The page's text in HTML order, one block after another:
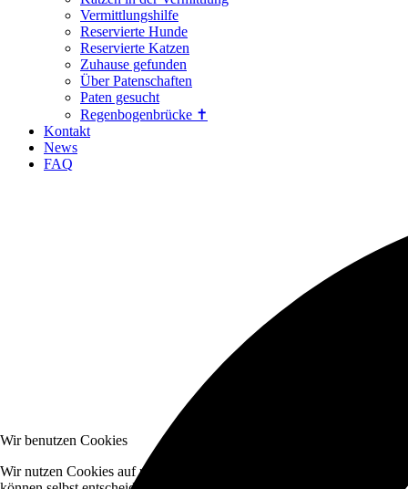
Vermittlungshilfe
Reservierte Hunde
Reservierte Katzen
Zuhause gefunden
Über Patenschaften
Paten gesucht
Regenbogenbrücke ✝
Kontakt
News
FAQ
Wir benutzen Cookies
Wir nutzen Cookies auf unserer Website. Einige von ihnen sind